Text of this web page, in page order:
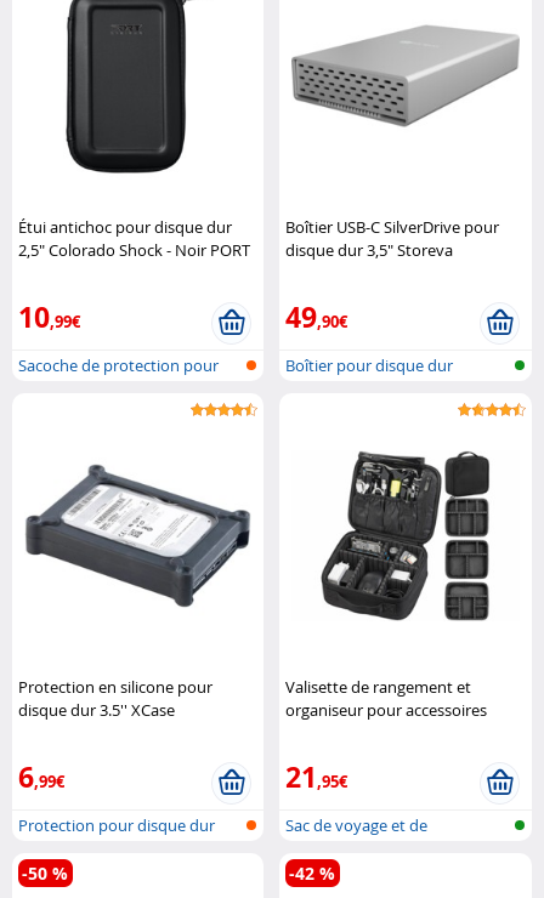
Étui antichoc pour disque dur
2,5" Colorado Shock - Noir PORT
10,99€
Sacoche de protection pour
Boîtier USB-C SilverDrive pour
disque dur 3,5" Storeva
49,90€
Boîtier pour disque dur
Protection en silicone pour
disque dur 3.5'' XCase
6,99€
Protection pour disque dur
Valisette de rangement et
organiseur pour accessoires
21,95€
Sac de voyage et de
rangement unive..
-50 % -42 %